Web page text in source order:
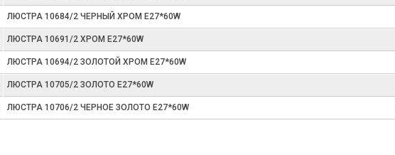
ЛЮСТРА 10684/2 ЧЕРНЫЙ ХРОМ E27*60W
ЛЮСТРА 10691/2 ХРОМ E27*60W
ЛЮСТРА 10694/2 ЗОЛОТОЙ ХРОМ E27*60W
ЛЮСТРА 10705/2 ЗОЛОТО E27*60W
ЛЮСТРА 10706/2 ЧЕРНОЕ ЗОЛОТО E27*60W